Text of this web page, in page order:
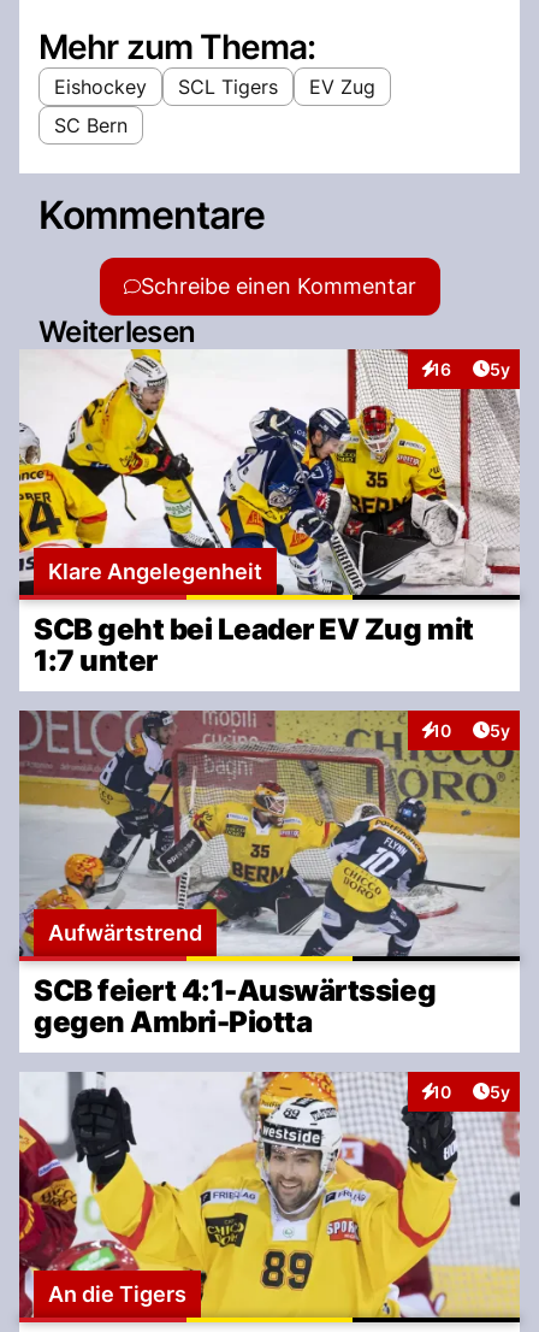
Mehr zum Thema:
Eishockey SCL Tigers
EV Zug
SC Bern
Kommentare
Schreibe einen Kommentar
Weiterlesen
16
Interaktionen
5y
Klare Angelegenheit
SCB geht bei Leader EV Zug mit
1:7 unter
10
Interaktionen
5y
Aufwärtstrend
SCB feiert 4:1-Auswärtssieg
gegen Ambri-Piotta
10
Interaktionen
5y
An die Tigers